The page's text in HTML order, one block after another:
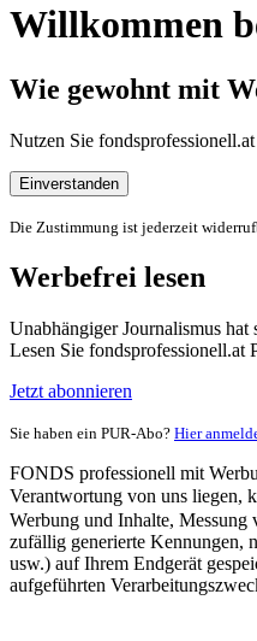
Willkommen
Wie gewohnt mit
Nutzen Sie
Einverstanden
Die Zustimmung ist jederzeit
Werbefrei lesen
Unabhängiger Journalismus hat
Lesen Sie
Jetzt abonnieren
Sie haben ein PUR-Abo? Hier
FONDS professionell mit
Verantwortung von uns liegen,
Werbung und Inhalte,
zufällig generierte Kennungen,
usw.) auf Ihrem Endgerät
aufgeführten